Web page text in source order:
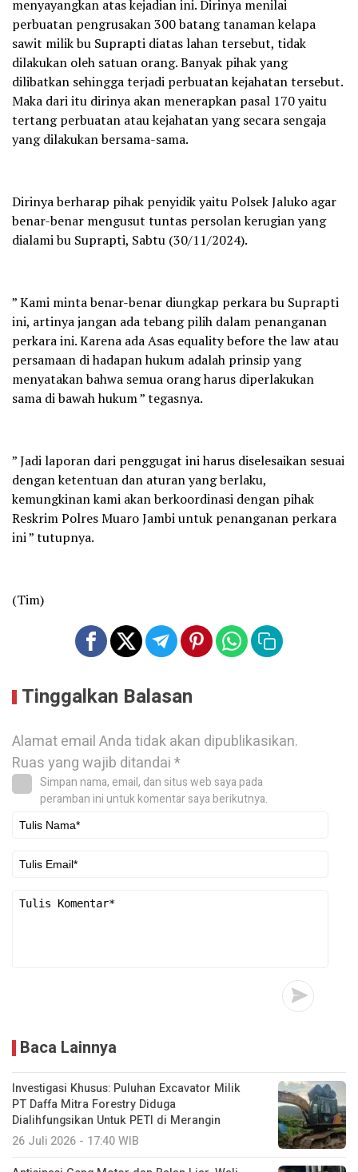
menyayangkan atas kejadian ini. Dirinya menilai
perbuatan pengrusakan 300 batang tanaman kelapa
sawit milik bu Suprapti diatas lahan tersebut, tidak
dilakukan oleh satuan orang. Banyak pihak yang
dilibatkan sehingga terjadi perbuatan kejahatan tersebut.
Maka dari itu dirinya akan menerapkan pasal 170 yaitu
tertang perbuatan atau kejahatan yang secara sengaja
yang dilakukan bersama-sama.
Dirinya berharap pihak penyidik yaitu Polsek Jaluko agar
benar-benar mengusut tuntas persolan kerugian yang
dialami bu Suprapti, Sabtu (30/11/2024).
” Kami minta benar-benar diungkap perkara bu Suprapti
ini, artinya jangan ada tebang pilih dalam penanganan
perkara ini. Karena ada Asas equality before the law atau
persamaan di hadapan hukum adalah prinsip yang
menyatakan bahwa semua orang harus diperlakukan
sama di bawah hukum ” tegasnya.
” Jadi laporan dari penggugat ini harus diselesaikan sesuai
dengan ketentuan dan aturan yang berlaku,
kemungkinan kami akan berkoordinasi dengan pihak
Reskrim Polres Muaro Jambi untuk penanganan perkara
ini ” tutupnya.
(Tim)
Tinggalkan Balasan
Alamat email Anda tidak akan dipublikasikan.
Ruas yang wajib ditandai*
Simpan nama, email, dan situs web saya pada
peramban ini untuk komentar saya berikutnya.
Baca Lainnya
Investigasi Khusus: Puluhan Excavator Milik
PT Daffa Mitra Forestry Diduga
Dialihfungsikan Untuk PETI di Merangin
26 Juli 2026 - 17:40 WIB